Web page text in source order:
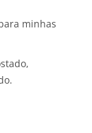
minhas